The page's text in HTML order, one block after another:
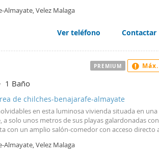
a estrenar y con armario empotrado. Ubicado
forma parte de una urbanización
y una piscina comunitaria. La ubicación es
farmacias, restaurantes y todos los servicios
solo 20 minutos de la vibrante Málaga capital,
costero sin renunciar a la vida urbana. Si está
Almayate, Velez Malaga
Ver teléfono Contactar
1 Baño
de chilches-benajarafe-almayate
en esta luminosa vivienda situada en
a solo unos metros de sus playas galardonadas
con un amplio salón-comedor con acceso directo
residencial que ofrece piscina comunitaria y amplios
Almayate, Velez Malaga
PREMIUM